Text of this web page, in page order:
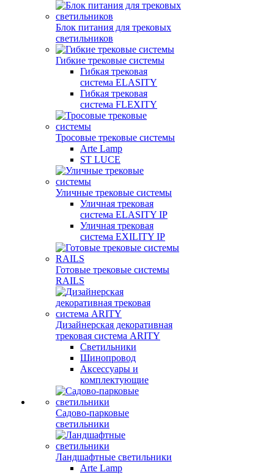
Блок питания для трековых
светильников
Гибкие трековые системы
Гибкая трековая
система ELASITY
Гибкая трековая
система FLEXITY
Тросовые трековые системы
Arte Lamp
ST LUCE
Уличные трековые системы
Уличная трековая
система ELASITY IP
Уличная трековая
система EXILITY IP
Готовые трековые системы
RAILS
Дизайнерская декоративная
трековая система ARITY
Светильники
Шинопровод
Аксессуары и
комплектующие
Садово-парковые
светильники
Ландшафтные светильники
Arte Lamp